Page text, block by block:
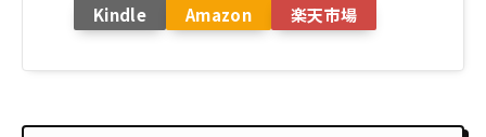
Kindle Amazon 楽天市場